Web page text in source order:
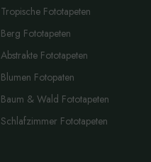
Tropische Fototapeten
Berg Fototapeten
Abstrakte Fototapeten
Blumen Fotopaten
Baum & Wald Fototapeten
Schlafzimmer Fototapeten